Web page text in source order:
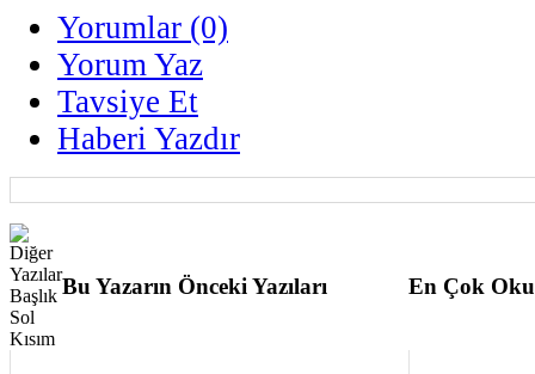
Yorumlar (0)
Yorum Yaz
Tavsiye Et
Haberi Yazdır
Bu Yazarın Önceki Yazıları En Çok